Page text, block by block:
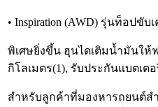
• Inspiration (AWD) รุ่นท็อปขับ
พิเศษยิ่งขึ้น ฮุนไดเติมน้ำมันให้
กิโลเมตร(1), รับประกันแบตเต
สำหรับลูกค้าที่มองหารถยนต์ส